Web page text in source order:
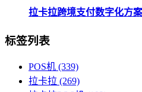
拉卡拉跨境支付数字化方
标签列表
POS机 (339)
拉卡拉 (269)